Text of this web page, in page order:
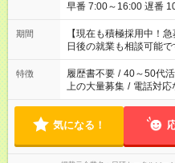
早番 7:00～16:00 遅番 10:00～19:00 「
い」 「余裕を持って夕
たくない」 など、ご希望を教
の方へ 今ご覧のお仕事
の勤務時間。 合計で週
期間
【現在も積極採用中！
日後の就業も相談可能で
特徴 履歴書不要 / 40～50代
上の大量募集 / 電話対応
気になる！